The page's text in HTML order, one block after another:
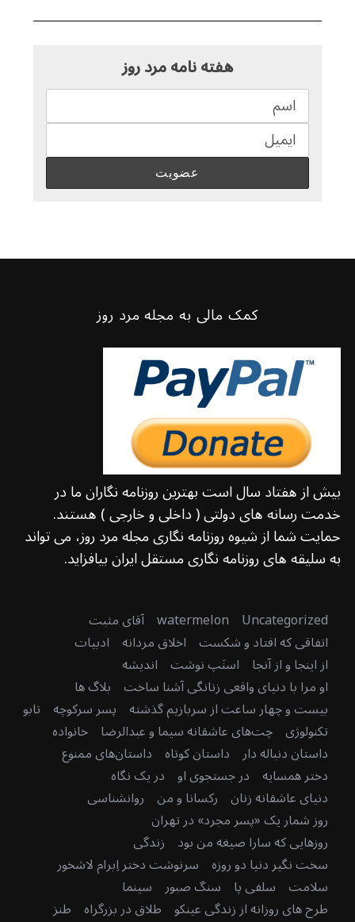
هفته نامه مرد روز
کمک مالی به مجله مرد روز
بیش از هفتاد سال است بهترین روزنامه نگاران ما در
خدمت رسانه های دولتی ( داخلی و خارجی ) هستند.
حمایت شما از شیوه روزنامه نگاری مجله مرد روز، می تواند
به سلیقه های روزنامه نگاری مستقل ایران بیافزاید.
Uncategorized
watermelon آقای مثبت
اتفاقی که افتاد و شکست اخلاق مردانه ادبیات
از اینجا و از آنجا اسنَپ نوشت اندیشه
او مرا با دنیای واقعی زنانگی آشنا ساخت بلاگ ها
بیست و چهار ساعت از سربازیم گذشته پسر سرکوچه تابو
تکنولوژی چت‌های عاشقانه سیما و عبدالرضا خانواده
داستان دنباله دار داستان کوتاه داستان‌های ممنوع
دختر همسایه در جستجوی او در یک نگاه
دنیای عاشقانه زنان رکسانا و من روانشناسی
روز شمار یک «پسر مجرد» در تهران
روزهایی که سارا صیغه من بود زندگی
سخت نگیر دنیا دو روزه سرنوشت دختر اِبرام لاشخور
سلامت سلفی پا سنگ صبور سینما
طرح های روزانه از زندگی عینکو طلاق در بزرگراه طنز